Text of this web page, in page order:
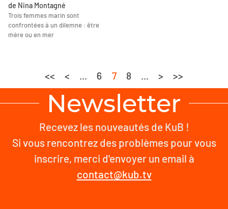
de Nina Montagné
Trois femmes marin sont
confrontées à un dilemne : être
mère ou en mer
<< < ... 6 7 8 ... > >>
Newsletter
Recevez les nouveautés de KuB !
Si vous rencontrez des problèmes pour vous
inscrire, merci d'envoyer un email à
contact@kub.tv